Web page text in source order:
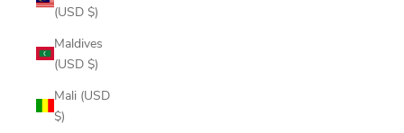
(USD $)
Maldives
(USD $)
Mali (USD
$)